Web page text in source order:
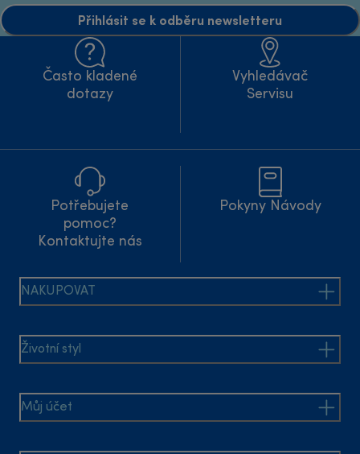
Přihlásit se k odběru newsletteru
Často kladené
dotazy
Vyhledávač
Servisu
Potřebujete
pomoc?
Kontaktujte nás
Pokyny Návody
NAKUPOVAT
Životní styl
Můj účet